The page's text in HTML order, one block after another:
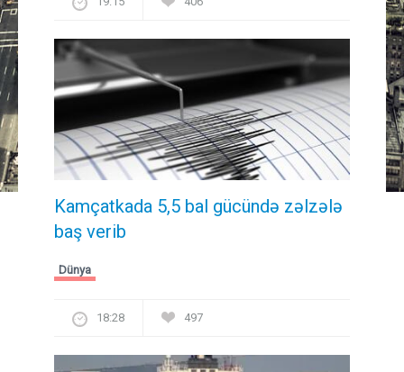
Kamçatkada 5,5 bal gücündə zəlzələ
baş verib
Dünya
18:28 497